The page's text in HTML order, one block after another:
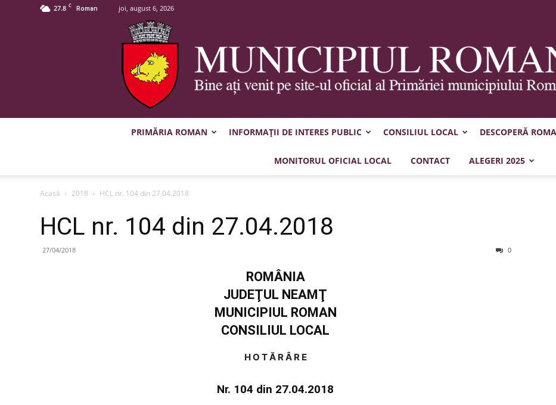
27.8 C Roman joi, august 6, 2026
Municipiul
PRIMĂRIA ROMAN INFORMAȚII DE INTERES PUBLIC CONSILIUL LOCAL DESCOPERĂ
MONITORUL OFICIAL LOCAL CONTACT ALEGERI 2025
Acasă 2018 HCL nr. 104 din 27.04.2018
HCL nr. 104 din 27.04.2018
27/04/2018 0
ROMÂNIA
JUDEŢUL NEAMŢ
MUNICIPIUL ROMAN
CONSILIUL LOCAL
H O T Ă R Â R E
Nr. 104 din 27.04.2018